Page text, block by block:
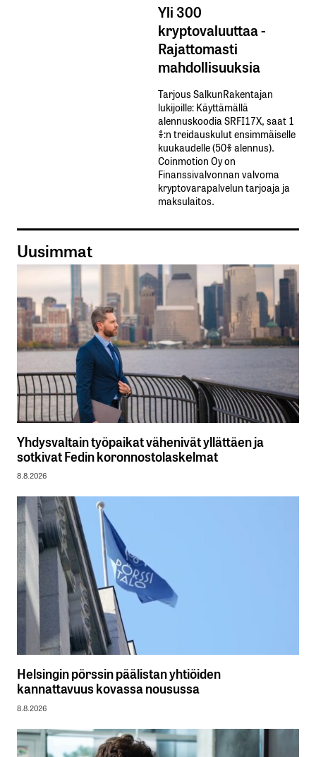
Yli 300
kryptovaluuttaa -
Rajattomasti
mahdollisuuksia
Tarjous SalkunRakentajan
lukijoille: Käyttämällä​ ​
alennuskoodia​ ​SRFI17X,​ ​saat​ ​1
%:n treidauskulut​ ​ensimmäiselle​ ​
kuukaudelle​ ​(50%​ ​alennus).
Coinmotion Oy on
Finanssivalvonnan valvoma
kryptovarapalvelun tarjoaja ja
maksulaitos.
Uusimmat
Yhdysvaltain työpaikat vähenivät yllättäen ja
sotkivat Fedin koronnostolaskelmat
8.8.2026
Helsingin pörssin päälistan yhtiöiden
kannattavuus kovassa nousussa
8.8.2026